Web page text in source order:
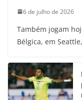
6 de julho de 2026
Também jogam
Bélgica, em